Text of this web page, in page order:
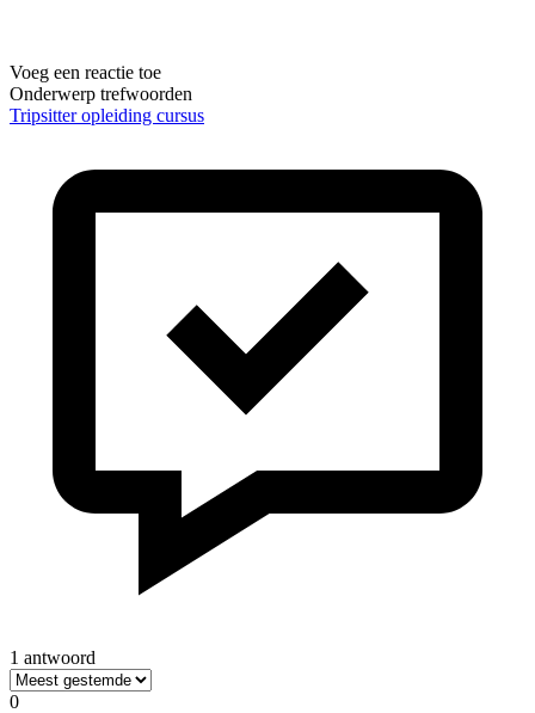
Voeg een reactie toe
Onderwerp trefwoorden
Tripsitteropleiding cursus
1 antwoord
0